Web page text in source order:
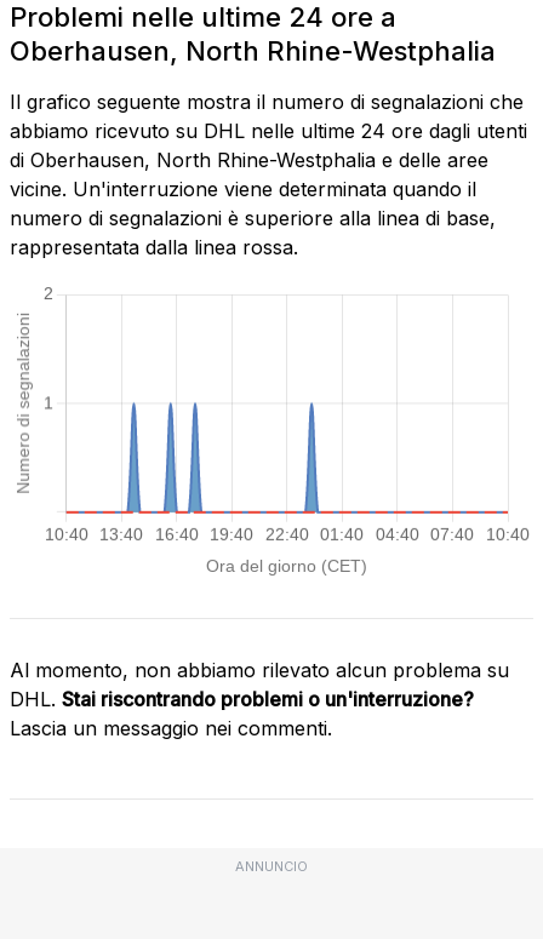
Problemi nelle ultime 24 ore a
Oberhausen, North Rhine-Westphalia
Il grafico seguente mostra il numero di segnalazioni che
abbiamo ricevuto su DHL nelle ultime 24 ore dagli utenti
di Oberhausen, North Rhine-Westphalia e delle aree
vicine. Un'interruzione viene determinata quando il
numero di segnalazioni è superiore alla linea di base,
rappresentata dalla linea rossa.
Al momento, non abbiamo rilevato alcun problema su
DHL. Stai riscontrando problemi o un'interruzione?
Lascia un messaggio nei commenti.
ANNUNCIO